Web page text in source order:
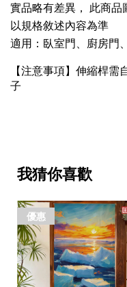
實品略有差異， 此商品
以規格敘述內容為準
適用：臥室門、廚房門
【注意事項】伸縮桿
子
我猜你喜歡
優惠